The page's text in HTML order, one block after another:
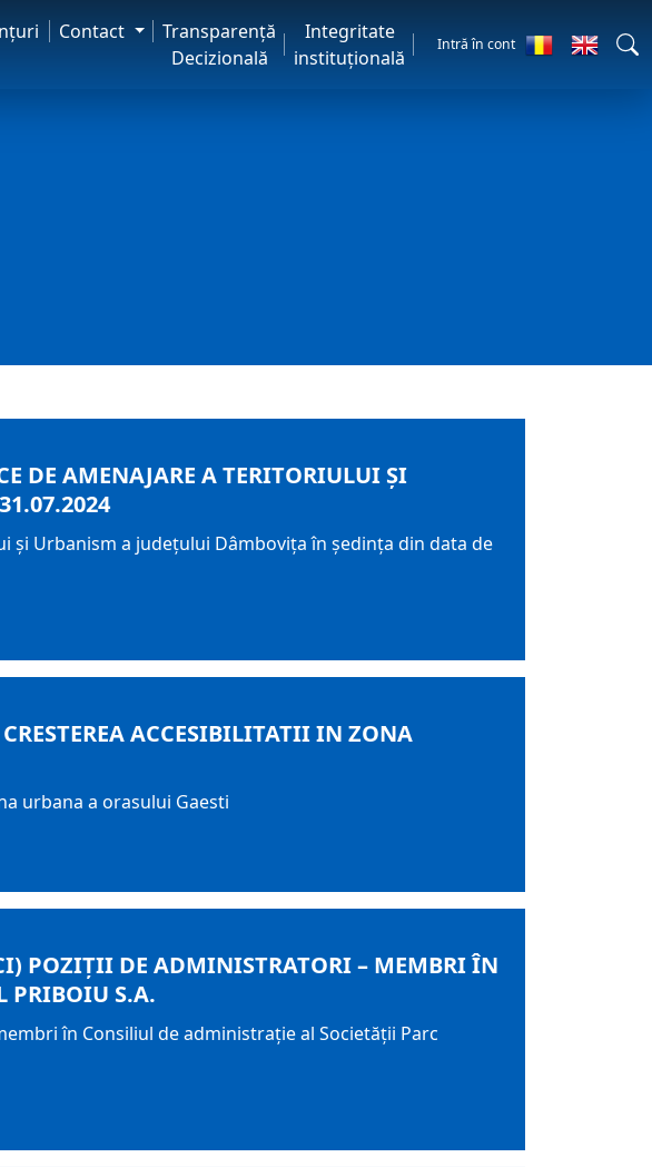
Contact
Transparență
Decizională
Integritate
instituțională
Intră în cont
DE AMENAJARE A TERITORIULUI ŞI
şi Urbanism a judeţului Dâmboviţa în şedinţa din data de
ACCESIBILITATII IN ZONA
urbana a orasului Gaesti
POZIȚII DE ADMINISTRATORI – MEMBRI ÎN
PRIBOIU S.A.
în Consiliul de administrație al Societății Parc